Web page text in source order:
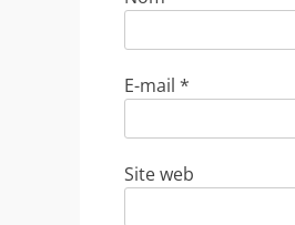
E-mail *
Site web